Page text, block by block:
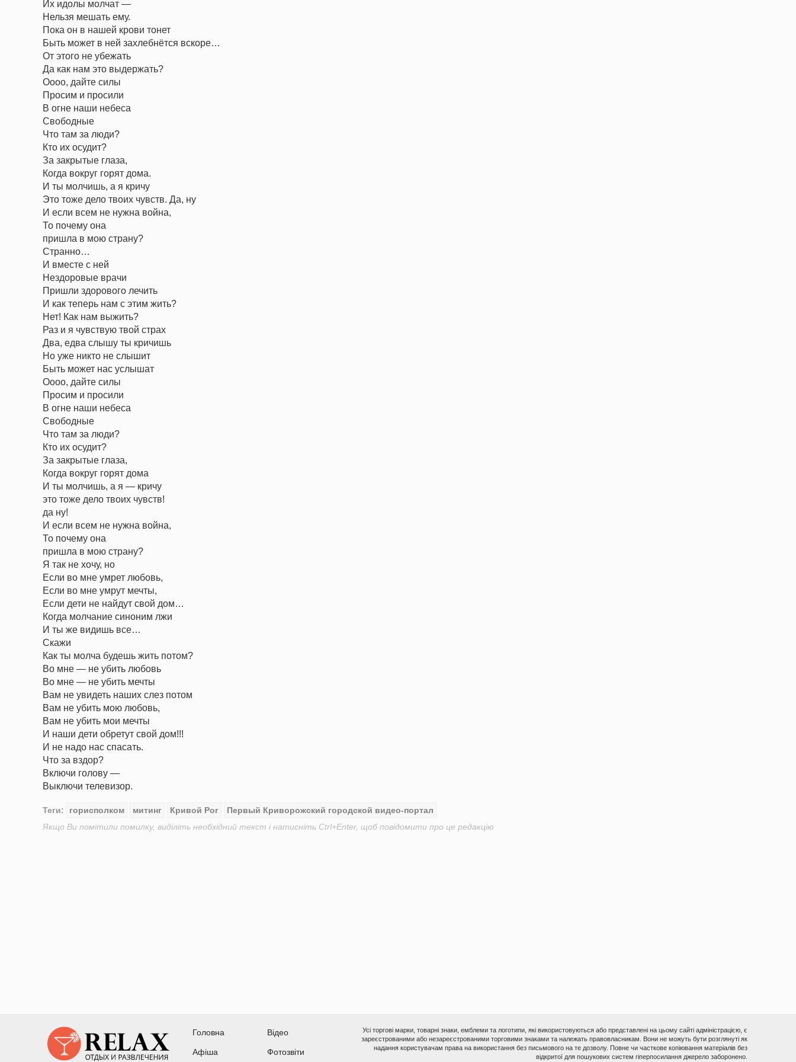
Их идолы молчат —
Нельзя мешать ему.
Пока он в нашей крови тонет
Быть может в ней захлебнётся вскоре…
От этого не убежать
Да как нам это выдержать?
Оооо, дайте силы
Просим и просили
В огне наши небеса
Свободные
Что там за люди?
Кто их осудит?
За закрытые глаза,
Когда вокруг горят дома.
И ты молчишь, а я кричу
Это тоже дело твоих чувств. Да, ну
И если всем не нужна война,
То почему она
пришла в мою страну?
Странно…
И вместе с ней
Нездоровые врачи
Пришли здорового лечить
И как теперь нам с этим жить?
Нет! Как нам выжить?
Раз и я чувствую твой страх
Два, едва слышу ты кричишь
Но уже никто не слышит
Быть может нас услышат
Оооо, дайте силы
Просим и просили
В огне наши небеса
Свободные
Что там за люди?
Кто их осудит?
За закрытые глаза,
Когда вокруг горят дома
И ты молчишь, а я — кричу
это тоже дело твоих чувств!
да ну!
И если всем не нужна война,
То почему она
пришла в мою страну?
Я так не хочу, но
Если во мне умрет любовь,
Если во мне умрут мечты,
Если дети не найдут свой дом…
Когда молчание синоним лжи
И ты же видишь все…
Скажи
Как ты молча будешь жить потом?
Во мне — не убить любовь
Во мне — не убить мечты
Вам не увидеть наших слез потом
Вам не убить мою любовь,
Вам не убить мои мечты
И наши дети обретут свой дом!!!
И не надо нас спасать.
Что за вздор?
Включи голову —
Выключи телевизор.
Теги: горисполком митинг Кривой Рог
Первый Криворожский городской видео-портал
Якщо Ви помітили помилку, виділіть необхідний текст і натисніть Ctrl+Enter, щоб повідомити про це редакцію
Головна
Афіша
Відео
Фотозвіти
Усі торгові марки, товарні знаки, емблеми та логотипи, які використовуються або представлені на цьому сайті адміністрацією, є
зареєстрованими або незареєстрованими торговими знаками та належать правовласникам. Вони не можуть бути розглянуті як
надання користувачам права на використання без письмового на те дозволу. Повне чи часткове копіювання матеріалів без
відкритої для пошукових систем гіперпосилання джерело заборонено.